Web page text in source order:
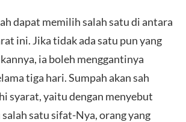
dapat memilih salah satu di antara
ini. Jika tidak ada satu pun yang
ia boleh menggantinya
tiga hari. Sumpah akan sah
syarat, yaitu dengan menyebut
satu sifat-Nya, orang yang